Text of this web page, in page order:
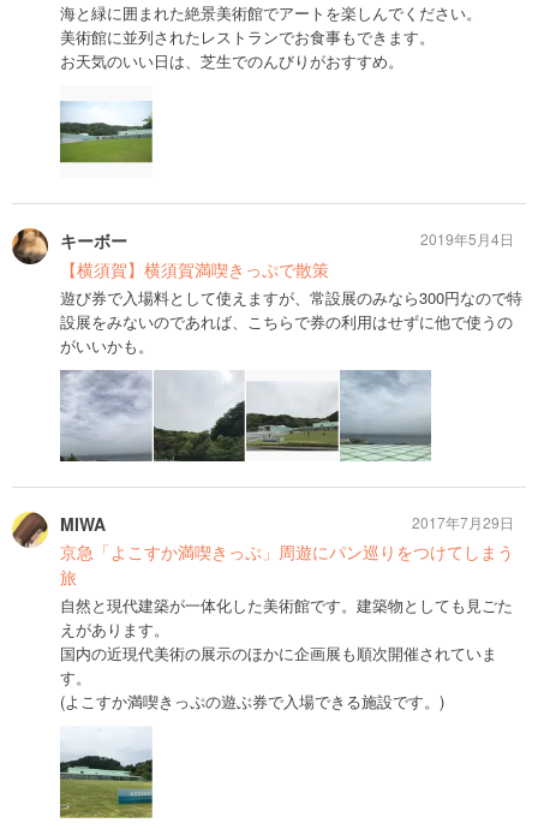
海と緑に囲まれた絶景美術館でアートを楽しんでください。
美術館に並列されたレストランでお食事もできます。
お天気のいい日は、芝生でのんびりがおすすめ。
キーボー
【横須賀】横須賀満喫きっぷで散策
遊び券で入場料として使えますが、常設展のみなら300円なので特
設展をみないのであれば、こちらで券の利用はせずに他で使うの
がいいかも。
2019年5月4日
MIWA
京急「よこすか満喫きっぷ」周遊にパン巡りをつけてしまう
旅
自然と現代建築が一体化した美術館です。建築物としても見ごた
えがあります。
国内の近現代美術の展示のほかに企画展も順次開催されていま
す。
(よこすか満喫きっぷの遊ぶ券で入場できる施設です。)
2017年7月29日